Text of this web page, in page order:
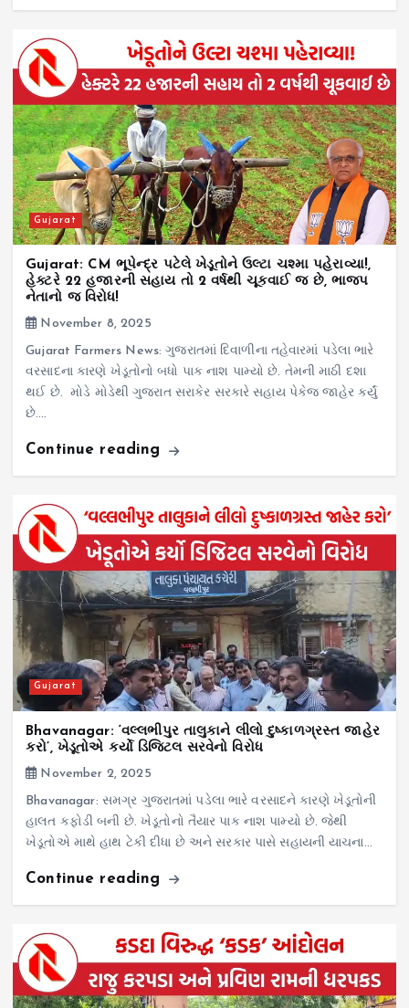
Gujarat
Gujarat: CM ભૂપેન્દ્ર પટેલે ખેડૂતોને ઉલ્ટા ચશ્મા પહેરાવ્યા!,
હેક્ટરે 22 હજારની સહાય તો 2 વર્ષથી ચૂકવાઈ જ છે, ભાજપ
નેતાનો જ વિરોધ!
November 8, 2025
Gujarat Farmers News: ગુજરાતમાં દિવાળીના તહેવારમાં પડેલા ભારે
વરસાદના કારણે ખેડૂતોનો બધો પાક નાશ પામ્યો છે. તેમની માઠી દશા
થઈ છે. મોડે મોડેથી ગુજરાત સરાકેર સરકારે સહાય પેકેજ જાહેર કર્યું
છે.…
Continue reading
Gujarat
Bhavanagar: ‘વલ્લભીપુર તાલુકાને લીલો દુષ્કાળગ્રસ્ત જાહેર
કરો’, ખેડૂતોએ કર્યો ડિજિટલ સરવેનો વિરોધ
November 2, 2025
Bhavanagar: સમગ્ર ગુજરાતમાં પડેલા ભારે વરસાદને કારણે ખેડૂતોની
હાલત કફોડી બની છે. ખેડૂતોનો તૈયાર પાક નાશ પામ્યો છે. જેથી
ખેડૂતોએ માથે હાથ ટેકી દીધા છે અને સરકાર પાસે સહાયની યાચના…
Continue reading